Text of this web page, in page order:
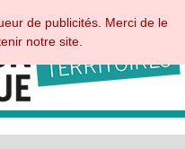
de publicités. Merci de le
notre site.